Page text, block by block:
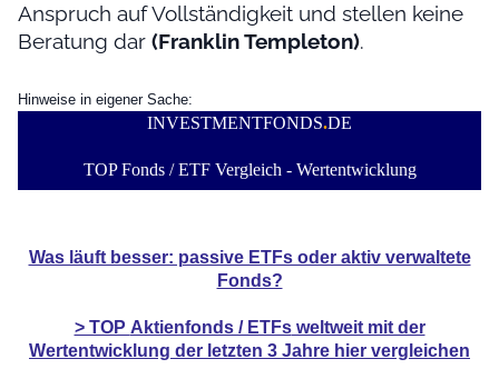
Anspruch auf Vollständigkeit und stellen keine
Beratung dar (Franklin Templeton).
Hinweise in eigener Sache:
INVESTMENTFONDS.DE
TOP Fonds / ETF Vergleich - Wertentwicklung
Was läuft besser: passive ETFs oder aktiv verwaltete
Fonds?
> TOP Aktienfonds / ETFsweltweit mit der
Wertentwicklung der letzten 3 Jahre hier vergleichen